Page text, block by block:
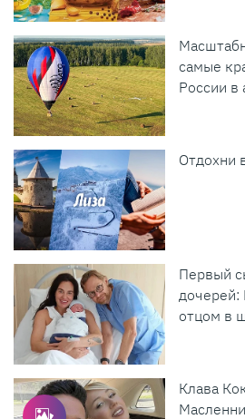
самые
России в
Отдохни
Первый
дочерей:
отцом в
Клава